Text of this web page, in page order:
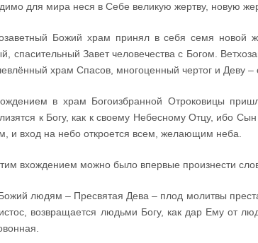
для мира неся в Себе великую жертву, новую
Божий храм принял в себя семя новой
спасительный Завет человечества с Богом.
храм Спасов, многоценный чертог и Деву
в храм Богоизбранной Отроковицы
к Богу, как к своему Небесному Отцу, ибо
и вход на небо откроется всем, желающим неба.
вхождением можно было впервые произнести
людям – Пресвятая Дева – плод молитвы
возвращается людьми Богу, как дар Ему от